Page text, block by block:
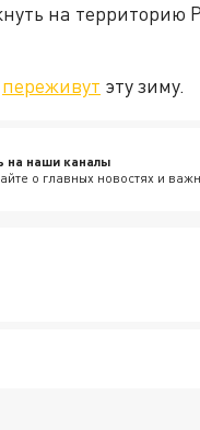
на территорию
переживут эту зиму.
на наши каналы
о главных новостях и